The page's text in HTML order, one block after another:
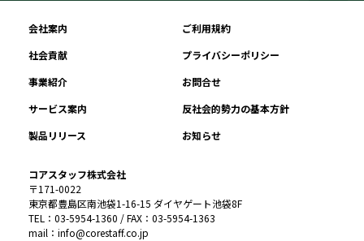
会社案内
ご利用規約
社会貢献
プライバシーポリシー
事業紹介
お問合せ
サービス案内
反社会的勢力の基本方針
製品リリース
お知らせ
コアスタッフ株式会社
〒171-0022
東京都豊島区南池袋1-16-15 ダイヤゲート池袋8F
TEL：03-5954-1360 / FAX：03-5954-1363
mail：info@corestaff.co.jp